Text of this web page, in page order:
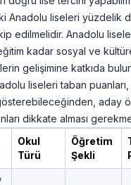
Anadolu liseleri yüzdelik
edilmelidir. Anadolu
kadar sosyal ve
gelişimine katkıda
liseleri taban puanları,
aday
dikkate alması
Okul
Türü
Öğretim
Şekli